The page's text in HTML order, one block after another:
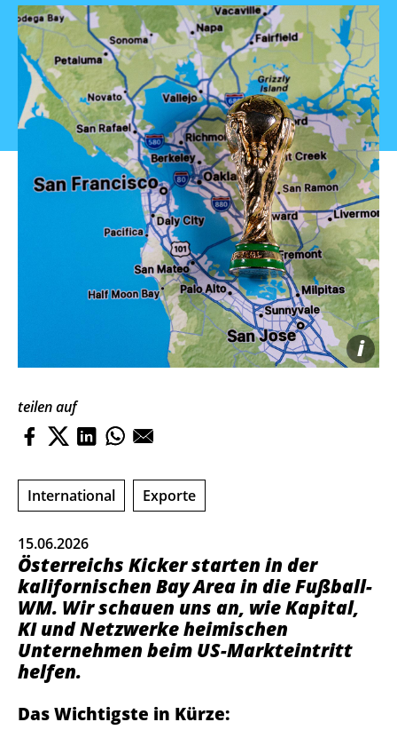
i
teilen auf
International Exporte
15.06.2026
Österreichs Kicker starten in der
kalifornischen Bay Area in die Fußball-
WM. Wir schauen uns an, wie Kapital,
KI und Netzwerke heimischen
Unternehmen beim US-Markteintritt
helfen.
Das Wichtigste in Kürze: